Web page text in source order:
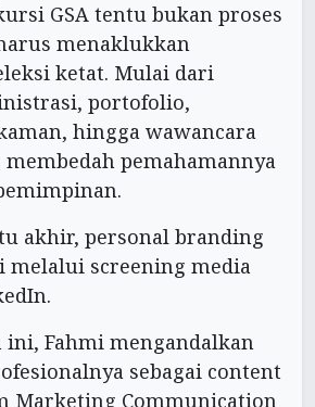
GSA tentu bukan proses
menaklukkan
ketat. Mulai dari
portofolio,
hingga wawancara
pemahamannya
akhir, personal branding
screening media
ini, Fahmi mengandalkan
sebagai content
Marketing Communication